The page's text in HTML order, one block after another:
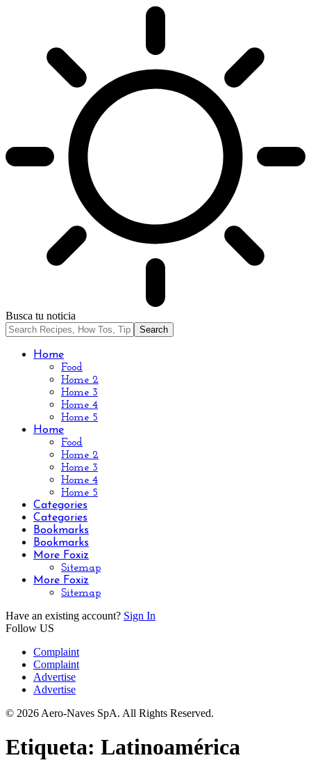
Busca tu noticia
Home
Food
Home 2
Home 3
Home 4
Home 5
Home
Food
Home 2
Home 3
Home 4
Home 5
Categories
Categories
Bookmarks
Bookmarks
More Foxiz
Sitemap
More Foxiz
Sitemap
Have an existing account? Sign In
Follow US
Complaint
Complaint
Advertise
Advertise
© 2026 Aero-Naves SpA. All Rights Reserved.
Etiqueta: Latinoamérica